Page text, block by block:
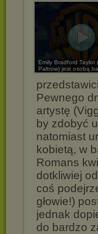
Emily Bradford Taylor
Paltrow) jest osobą
Pewnego
artystę
by zdobyć
natomiast
kobietą, w
Romans
dotkliwiej
coś
głowie!)
jednak
do bardzo